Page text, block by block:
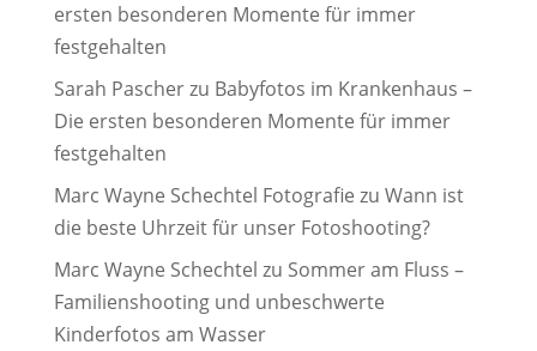
ersten besonderen Momente für immer
festgehalten
Sarah Pascherzu Babyfotos im Krankenhaus –
Die ersten besonderen Momente für immer
festgehalten
Marc Wayne Schechtel Fotografie zu Wann ist
die beste Uhrzeit für unser Fotoshooting?
Marc Wayne Schechtel zu Sommer am Fluss –
Familienshooting und unbeschwerte
Kinderfotos am Wasser